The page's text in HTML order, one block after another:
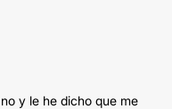
y le he dicho que me